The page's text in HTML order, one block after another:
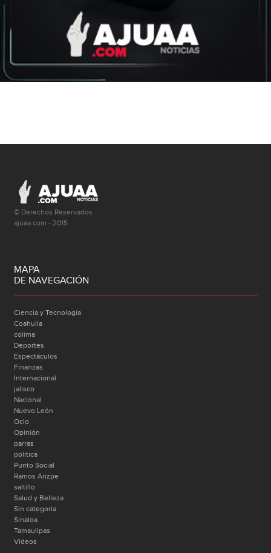
© Derechos Reservados
ajuaa.com - 2015
MAPA
DE NAVEGACIÓN
Ciencia y Tecnología
Coahuila
colima
Deportes
Espectáculos
Finanzas
Internacional
jalisco
Nacional
Nuevo León
Ocio
Opinión
parras
politica
Punto Social
Ramos Arizpe
saltillo
Salud y Belleza
Sin categoría
Sinaloa
Tamaulipas
Videos